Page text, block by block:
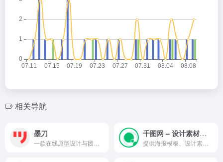
相关导航
墨刀 千图网 – 设计素材与AI创意图片平台